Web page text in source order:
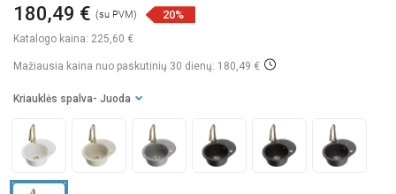
Katalogo kaina: 225,60 €
180,49 € (su PVM) 20%
Mažiausia kaina nuo paskutinių 30 dienų: 180,49 €
Kriauklės spalva - Juoda